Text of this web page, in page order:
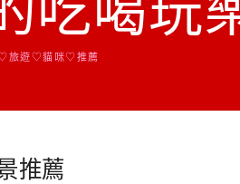
吃喝玩
旅遊♡貓咪♡推薦
推薦